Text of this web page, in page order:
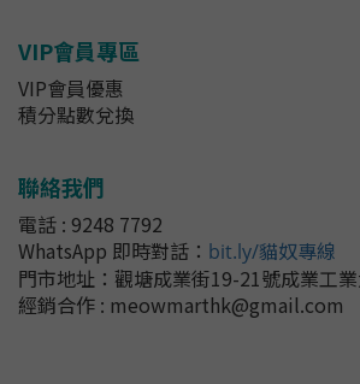
VIP會員專區
VIP會員優惠
積分點數兌換
聯絡我們
電話 : 9248 7792
WhatsApp 即時對話 ： bit.ly/貓奴專線
門市地址： 觀塘成業街19-21號成業工
經銷合作 : meowmarthk@gmail.com